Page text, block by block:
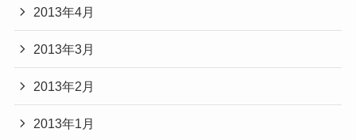
2013年4月
2013年3月
2013年2月
2013年1月